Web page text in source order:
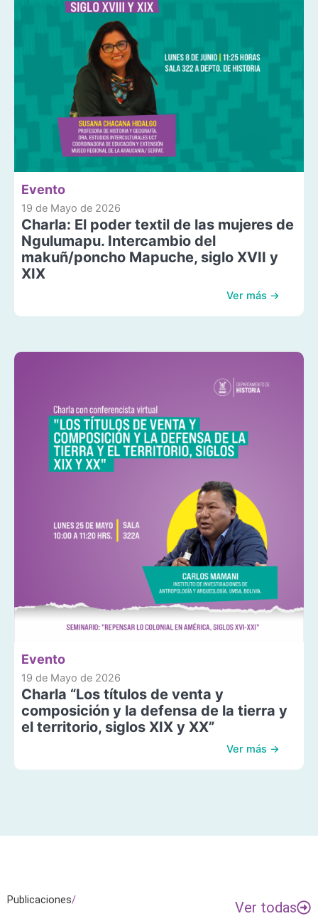
Evento
19 de Mayo de 2026
Charla: El poder textil de las mujeres de
Ngulumapu. Intercambio del
makuñ/poncho Mapuche, siglo XVII y
XIX
Ver más →
Evento
19 de Mayo de 2026
Charla “Los títulos de venta y
composición y la defensa de la tierra y
el territorio, siglos XIX y XX”
Ver más →
Publicaciones/ Ver todas